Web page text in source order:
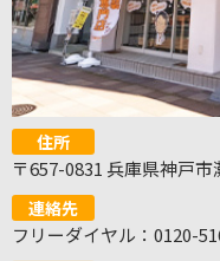
住所
〒657-0831 兵庫県神戸
連絡先
フリーダイヤル：0120-